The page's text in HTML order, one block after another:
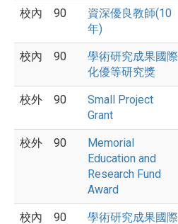
校內 90
資深優良教師(10
年)
校內 90
學術研究成果國際
化優等研究獎
校外 90
Small Project
Grant
校外 90
Memorial
Education and
Research Fund
Award
校內 90
學術研究成果國際